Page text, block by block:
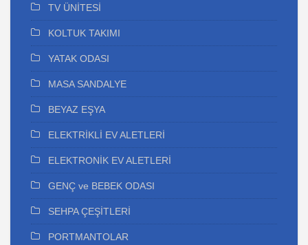
TV ÜNİTESİ
KOLTUK TAKIMI
YATAK ODASI
MASA SANDALYE
BEYAZ EŞYA
ELEKTRİKLİ EV ALETLERİ
ELEKTRONİK EV ALETLERİ
GENÇ ve BEBEK ODASI
SEHPA ÇEŞİTLERİ
PORTMANTOLAR